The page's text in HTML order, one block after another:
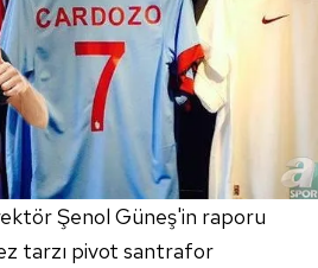
Şenol Güneş'in raporu
tarzı pivot santrafor